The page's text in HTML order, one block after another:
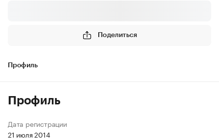
Поделиться
Профиль
Профиль
Дата регистрации
21 июля 2014